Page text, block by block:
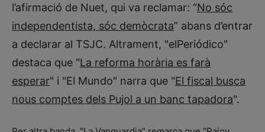
l’afirmació de Nuet, qui va reclamar: “No sóc
independentista, sóc demòcrata” abans d’entrar
a declarar al TSJC. Altrament, "elPeriódico"
destaca que "La reforma horària es farà
esperar" i "El Mundo" narra que "El fiscal busca
nous comptes dels Pujol a un banc tapadora".